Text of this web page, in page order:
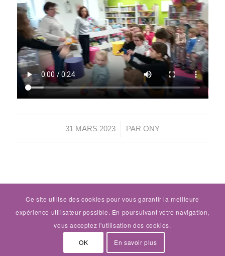
31 MARS 2023
/ PAR ONY
École Sainte-Anne - Gouézec | Directeur de publication :
Marie Anne PANN |Politique de confidentialité
Ptilapia
Ce site utilise des cookies pour vous garantir la meilleure
expérience utilisateur possible. En poursuivant votre navigation,
vous acceptez l'utilisation des cookies.
OK En savoir plus